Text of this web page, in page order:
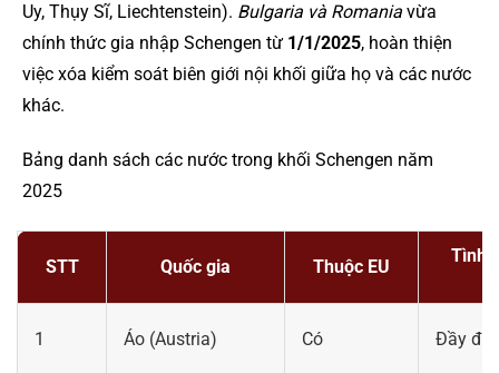
Uy, Thụy Sĩ, Liechtenstein). Bulgaria và Romania vừa
chính thức gia nhập Schengen từ 1/1/2025, hoàn thiện
việc xóa kiểm soát biên giới nội khối giữa họ và các nước
khác.
Bảng danh sách các nước trong khối Schengen năm
2025
STT Quốc gia Thuộc EU
Tình
1 Áo (Austria) Có Đầy đủ